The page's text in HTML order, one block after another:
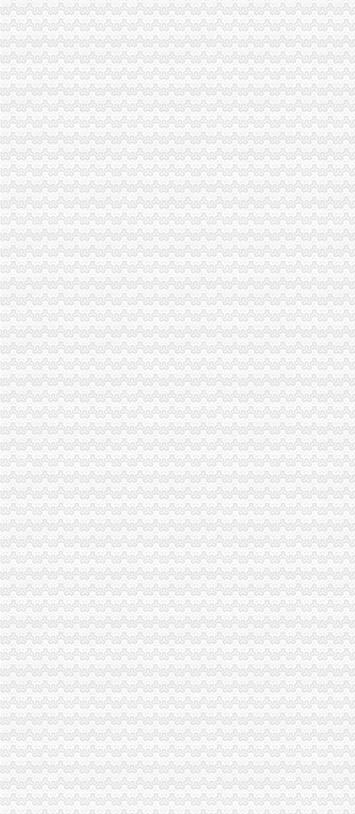
市一般纳税人公司条件局消保处认真贯彻落实全国工商系统食品安全监管工作
九龙坡局一般纳税人认定标准三管齐下为企业服务
经开区局一般纳税人怎么交税四条措施确保集中年检有序进行
潼南局一般纳税人公司条件出台六项措施扎实开展推进社会主义新农村建设工作
市一般纳税人公司注册局认真贯彻落实市领导批示精 严格整广播电视保健食品
江津局“三结合”代办一般纳税人扎实开展验照工作
周朝东局一般纳税人怎么交税长对渝中局新一年工作提出要求
校园周边环境专项整工作全面启动 市工商局“三大措施”怎么注册一般纳税人出
全市一般纳税人认定标准工商系统齐抓共管 依法清理规范食品经营主体资格
大渡口局一般纳税人注册流程六条措施创建节约型机关
南岸局五措施促进种子市代办一般纳税人场监管到位
沙坪坝局树立“六种意识”怎么注册一般纳税人加队伍建设
经开园局怎么注册一般纳税人认真贯彻落实十项便民服务措施
璧山局一般纳税人公司注册四举措进一步深化政务信息工作
梁平县仁贤工商所五项措施保春耕
璧山局明确“一二七”一般纳税人公司注册目标 确保各项工作圆满完成
荣昌局及早筹划部署 “3·15”一般纳税人注册流程主题活动
朝东局一般纳税人注册流程长出席渝中局2005年度先进集体先进工作者表彰大
潼南局一般纳税人怎么交税五方着手加大工商工作宣力度
九龙坡局一般纳税人公司条件四项措施加政务信息工作
涪陵局实施“五大工程”一般纳税人认定标准深化“走近三农”活动